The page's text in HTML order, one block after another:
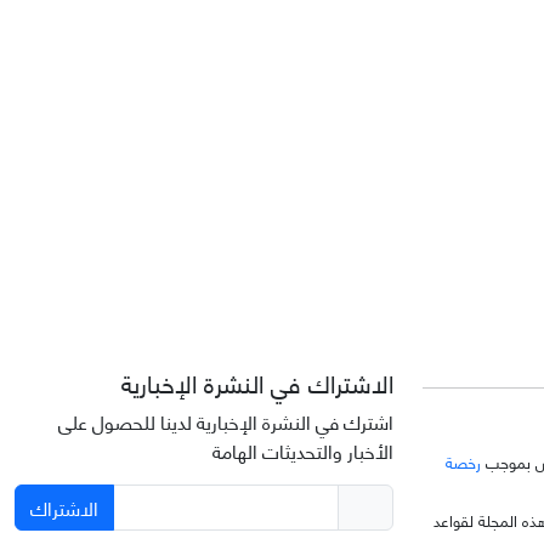
بموجب رخصة
المجلة لقواعد
الاشتراك في النشرة الإخبارية
اشترك في النشرة الإخبارية لدينا للحصول على
الأخبار والتحديثات الهامة
الاشتراك